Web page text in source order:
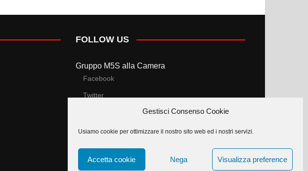
Gestisci Consenso Cookie
Usiamo cookie per ottimizzare il nostro sito web ed i nostri servizi.
Accetta cookie Nega Visualizza preference
FOLLOW US
Gruppo M5S alla Camera
Facebook
Twitter